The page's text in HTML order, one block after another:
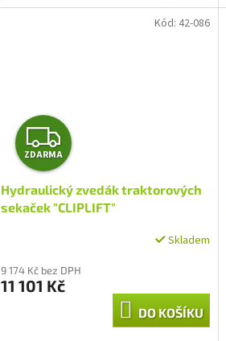
Z
D
A
M
ZDARMA
Hydraulický zvedák traktorových
sekaček "CLIPLIFT"
Skladem
9 174 Kč bez DPH
11 101 Kč
DO KOŠÍKU
Kód: 42-086